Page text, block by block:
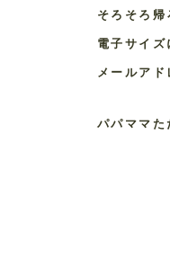
そろそろ帰
電子サイズ
メールア
パパママた